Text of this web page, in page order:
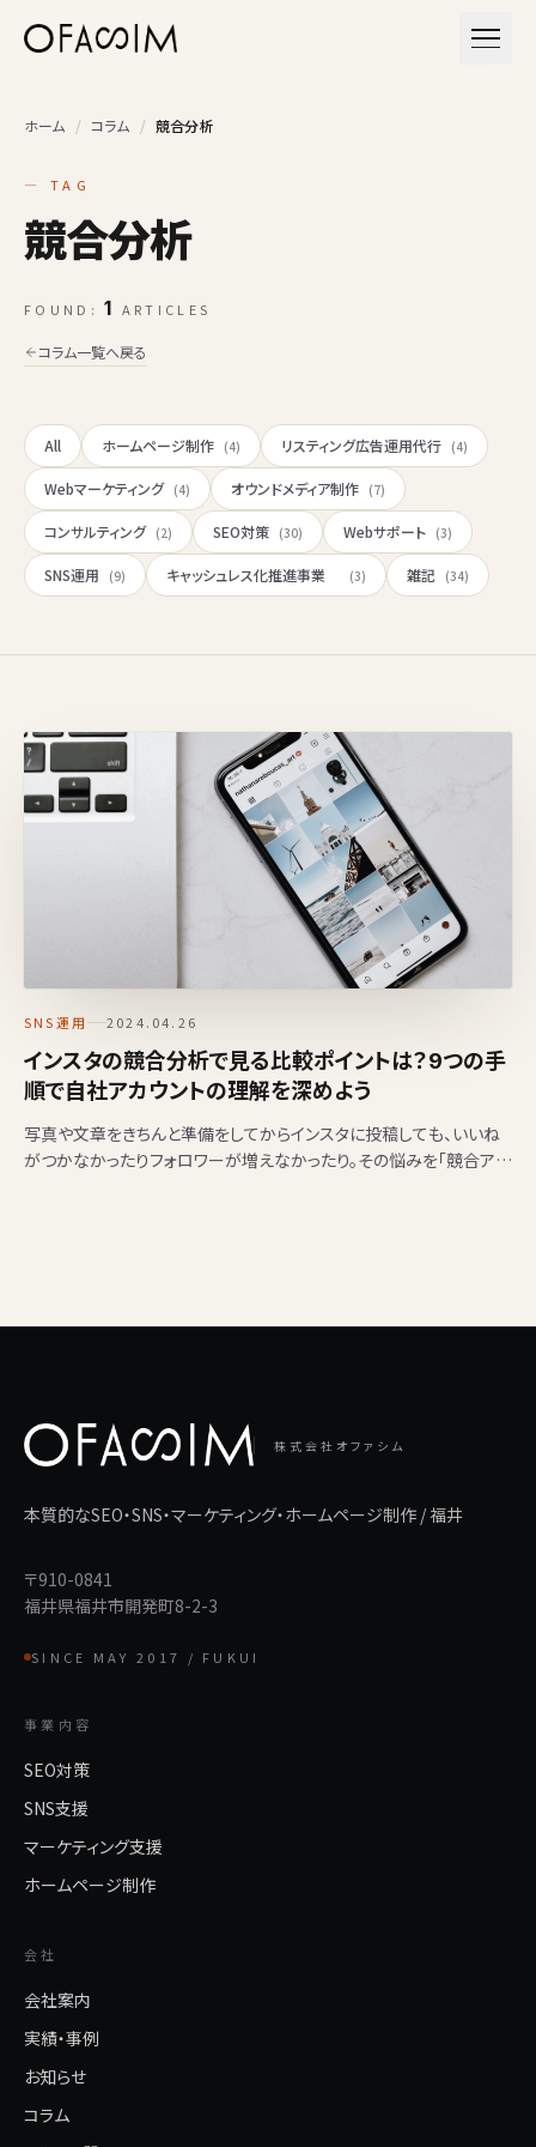
メニ
ホーム / コラム / 競合分析
— TAG
競合分析
FOUND:1 ARTICLES
コラム一覧へ戻る
All ホームページ制作 (4) リスティング広告運用代行 (4)
Webマーケティング (4) オウンドメディア制作 (7)
コンサルティング (2) SEO対策 (30) Webサポート (3)
SNS運用 (9) キャッシュレス化推進事業 (3) 雑記 (34)
SNS運用 2024.04.26
インスタの競合分析で見る比較ポイントは？9つの手
順で自社アカウントの理解を深めよう
写真や文章をきちんと準備をしてからインスタに投稿しても、いいね
がつかなかったりフォロワーが増えなかったり。その悩みを「競合アカ
株式会社オファシム
本質的なSEO・SNS・マーケティング・ホームページ制作 / 福井
〒910-0841
福井県福井市開発町8-2-3
SINCE MAY 2017 / FUKUI
事業内容
SEO対策
SNS支援
マーケティング支援
ホームページ制作
会社
会社案内
実績・事例
お知らせ
コラム